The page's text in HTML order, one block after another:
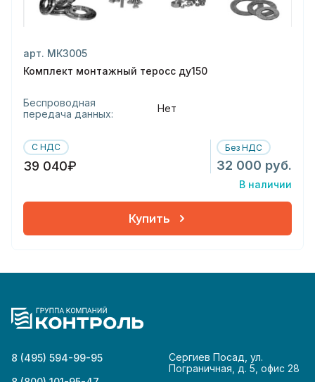
арт. МК3005
Комплект монтажный теросс ду150
Беспроводная
передача данных:
Нет
С НДС
39 040₽
Без НДС
32 000 руб.
В наличии
Купить
8 (495) 594-99-95
Сергиев Посад, ул.
Пограничная, д. 5, офис 28